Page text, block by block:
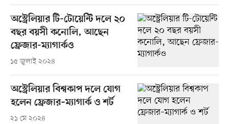
অস্ট্রেলিয়ার টি-টোয়েন্টি দলে ২০
বছর বয়সী কনোলি, আছেন
ফ্রেজার-ম্যাগার্কও
১৫ জুলাই ২০২৪
অস্ট্রেলিয়ার বিশ্বকাপ দলে যোগ
হলেন ফ্রেজার–ম্যাগার্ক ও শর্ট
২১ মে ২০২৪